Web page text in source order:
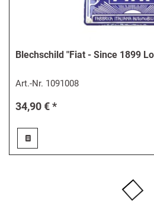
Blechschild "Fiat - Since 1899
Art.-Nr. 1091008
34,90 € *